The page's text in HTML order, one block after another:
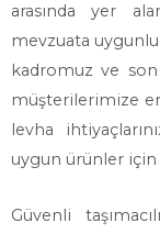
arasında yer
mevzuata
kadromuz ve
müşterilerimize
levha
uygun ürünler
Güvenli